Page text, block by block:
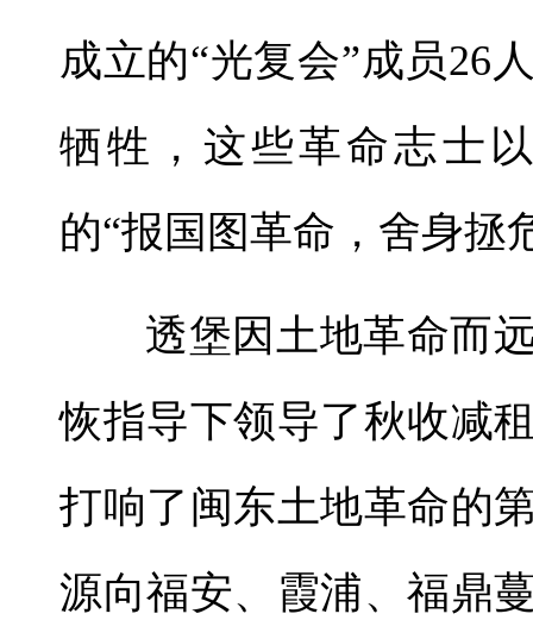
成立的“光复会”成员26
牺牲，这些革命志士
的“报国图革命，舍身拯
透堡因土地革命而
恢指导下领导了秋收减
打响了闽东土地革命的
源向福安、霞浦、福鼎